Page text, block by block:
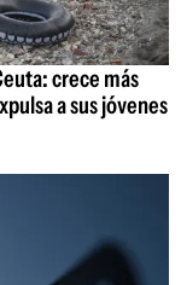
crece más
a sus jóvenes